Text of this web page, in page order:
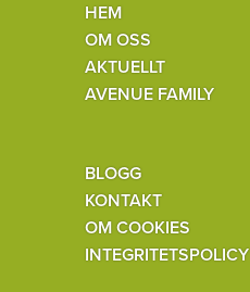
HEM
OM OSS
AKTUELLT
AVENUE FAMILY
BLOGG
KONTAKT
OM COOKIES
INTEGRITETSPOLICY